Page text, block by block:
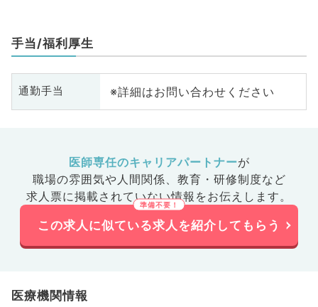
手当/福利厚生
通勤手当 ※詳細はお問い合わせください
医師専任のキャリアパートナーが
職場の雰囲気や人間関係、 教育・研修制度など
求人票に掲載されていない情報をお伝えします。
この求人に似ている求人を紹介してもらう
医療機関情報